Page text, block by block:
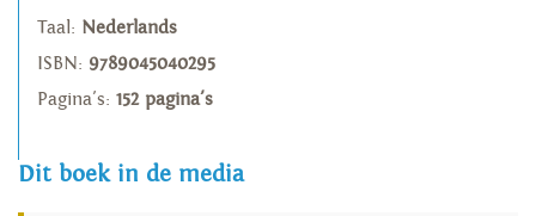
Taal: Nederlands
ISBN: 9789045040295
Pagina's: 152 pagina's
Dit boek in de media